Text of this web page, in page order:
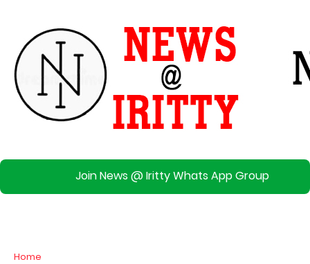
Join News @ Iritty Whats App Group
Home